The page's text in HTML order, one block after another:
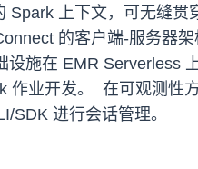
Spark 上下文，可无缝
的客户端-服务器
设施在 EMR Serverless
作业开发。 在可观测性
SDK 进行会话管理。